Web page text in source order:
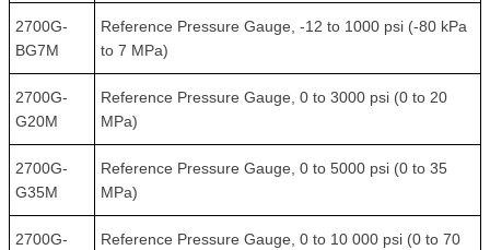
2700G-
BG7M
Reference Pressure Gauge, -12 to 1000 psi (-80 kPa
to 7 MPa)
2700G-
G20M
Reference Pressure Gauge, 0 to 3000 psi (0 to 20
MPa)
2700G-
G35M
Reference Pressure Gauge, 0 to 5000 psi (0 to 35
MPa)
2700G-
Reference Pressure Gauge, 0 to 10 000 psi (0 to 70